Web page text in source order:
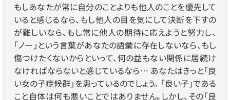
もしあなたが常に自分のことよりも他人のことを優先して
いると感じるなら、もし他人の目を気にして決断を下すの
が難しいなら、もし常に他人の期待に応えようと努力し、
「ノー」という言葉があなたの語彙に存在しないなら、もし
傷つけたくないからといって、何の益もない関係に居続け
なければならないと感じているなら… あなたはきっと「良
い女の子症候群」を患っているのでしょう。 「良い子」である
こと自体は何も悪いことではありません。しかし、その「良